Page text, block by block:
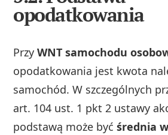
opodatkowania
PrzyWNT samochodu
opodatkowania jest kwota
samochód. W szczególnych
art. 104 ust. 1 pkt 2 ustawy
podstawą może byćśrednia